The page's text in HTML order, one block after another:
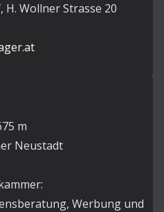
Wollner Strasse 20
m
Neustadt
Werbung und